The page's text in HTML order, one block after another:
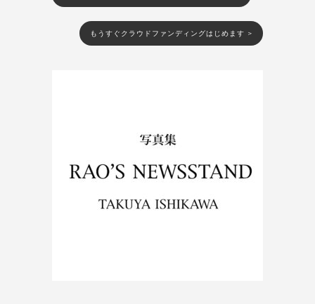
もうすぐクラウドファンディングはじめます >